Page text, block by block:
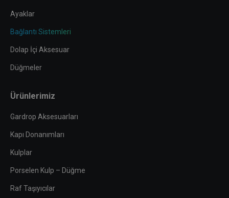
Ayaklar
Bağlantı Sistemleri
Dolap İçi Aksesuar
Düğmeler
Ürünlerimiz
Gardrop Aksesuarları
Kapı Donanımları
Kulplar
Porselen Kulp – Düğme
Raf Taşıyıcılar